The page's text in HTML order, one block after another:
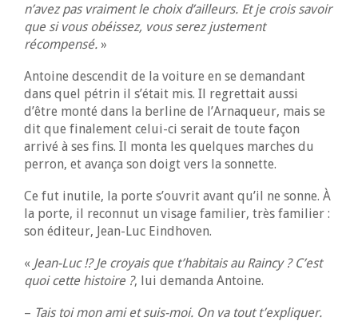
n’avez pas vraiment le choix d’ailleurs. Et je crois savoir
que si vous obéissez, vous serez justement
récompensé. »
Antoine descendit de la voiture en se demandant
dans quel pétrin il s’était mis. Il regrettait aussi
d’être monté dans la berline de l’Arnaqueur, mais se
dit que finalement celui-ci serait de toute façon
arrivé à ses fins. Il monta les quelques marches du
perron, et avança son doigt vers la sonnette.
Ce fut inutile, la porte s’ouvrit avant qu’il ne sonne. À
la porte, il reconnut un visage familier, très familier :
son éditeur, Jean-Luc Eindhoven.
« Jean-Luc !? Je croyais que t’habitais au Raincy ? C’est
quoi cette histoire ?, lui demanda Antoine.
– Tais toi mon ami et suis-moi. On va tout t’expliquer.